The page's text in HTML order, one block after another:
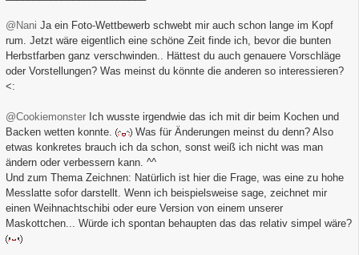
@Nani Ja ein Foto-Wettbewerb schwebt mir auch schon lange im Kopf
rum. Jetzt wäre eigentlich eine schöne Zeit finde ich, bevor die bunten
Herbstfarben ganz verschwinden.. Hättest du auch genauere Vorschläge
oder Vorstellungen? Was meinst du könnte die anderen so interessieren?
<:
@Cookiemonster Ich wusste irgendwie das ich mit dir beim Kochen und
Backen wetten konnte.
Was für Änderungen meinst du denn? Also
etwas konkretes brauch ich da schon, sonst weiß ich nicht was man
ändern oder verbessern kann. ^^
Und zum Thema Zeichnen: Natürlich ist hier die Frage, was eine zu hohe
Messlatte sofor darstellt. Wenn ich beispielsweise sage, zeichnet mir
einen Weihnachtschibi oder eure Version von einem unserer
Maskottchen... Würde ich spontan behaupten das das relativ simpel wäre?